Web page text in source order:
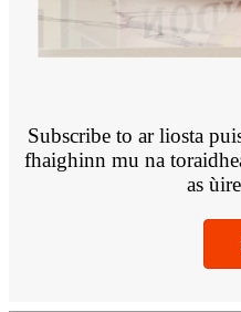
Subscribe to ar liosta
fhaighinn mu na
as